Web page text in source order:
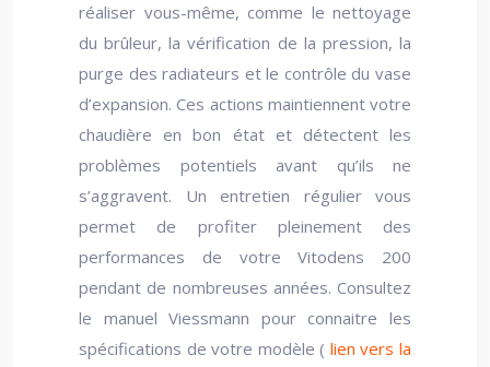
réaliser vous-même, comme le nettoyage
du brûleur, la vérification de la pression, la
purge des radiateurs et le contrôle du vase
d’expansion. Ces actions maintiennent votre
chaudière en bon état et détectent les
problèmes potentiels avant qu’ils ne
s’aggravent. Un entretien régulier vous
permet de profiter pleinement des
performances de votre Vitodens 200
pendant de nombreuses années. Consultez
le manuel Viessmann pour connaitre les
spécifications de votre modèle ( lien vers la